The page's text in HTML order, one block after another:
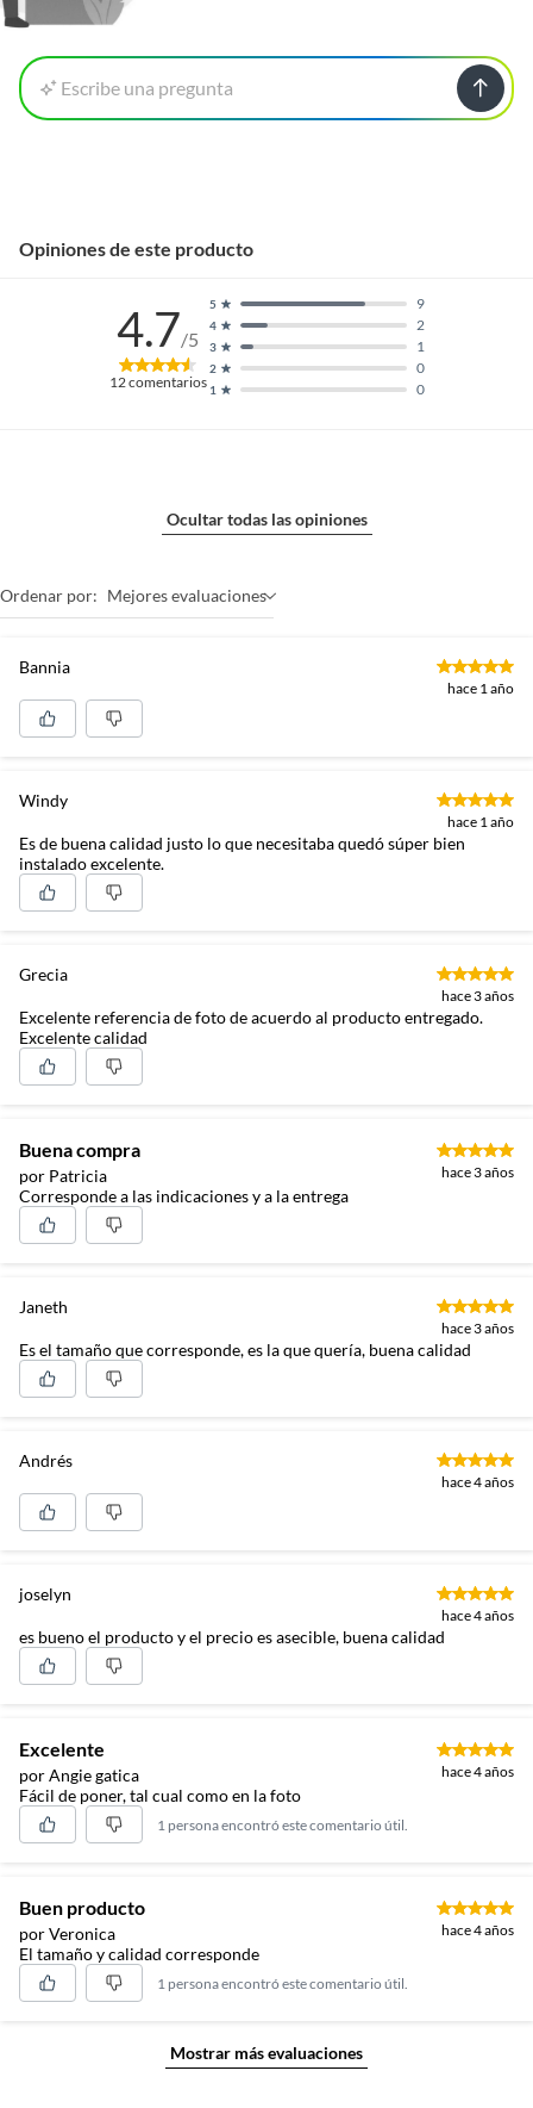
Escribe una pregunta
Opiniones de este producto
4.7/5
12comentarios 1 0
2 0
3 1
4 2
5 9
Ocultar todas las opiniones
Ordenar por: Mejores evaluaciones
Bannia
hace 1 año
Windy
hace 1 año
Es de buena calidad justo lo que necesitaba quedó súper bien
instalado excelente.
Grecia
hace 3 años
Excelente referencia de foto de acuerdo al producto entregado.
Excelente calidad
Buena compra
por Patricia hace 3 años
Corresponde a las indicaciones y a la entrega
Janeth
hace 3 años
Es el tamaño que corresponde, es la que quería, buena calidad
Andrés
hace 4 años
joselyn
hace 4 años
es bueno el producto y el precio es asecible, buena calidad
Excelente
por Angie gatica hace 4 años
Fácil de poner, tal cual como en la foto
1 persona encontró este comentario útil.
Buen producto
por Veronica hace 4 años
El tamaño y calidad corresponde
1 persona encontró este comentario útil.
Mostrar más evaluaciones